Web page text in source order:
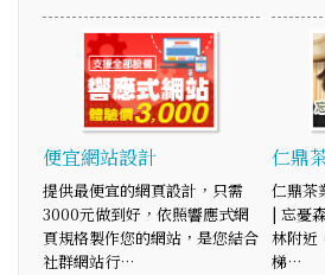
便宜網站設計
提供最便宜的網頁設計，只需
3000元做到好，依照響應式網
頁規格製作您的網站，是您結合
社群網站行…
仁鼎
仁鼎茶
| 忘憂
林附近
梯…